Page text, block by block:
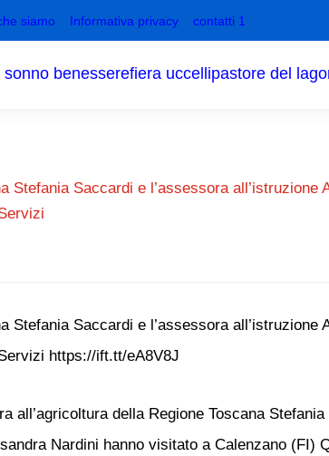
siamo Informativa privacy contatti 1
sonno benesserefiera uccellipastore del
Stefania Saccardi e l’assessora all’istruzione
Stefania Saccardi e l’assessora all’istruzione
https://ift.tt/eA8V8J
all’agricoltura della Regione Toscana
Nardini hanno visitato a Calenzano (FI)